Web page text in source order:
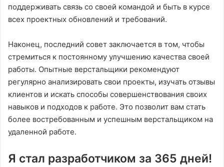
поддерживать связь со своей командой и быть в курсе
всех проектных обновлений и требований.
Наконец, последний совет заключается в том, чтобы
стремиться к постоянному улучшению качества своей
работы. Опытные верстальщики рекомендуют
регулярно анализировать свои проекты, изучать отзывы
клиентов и искать способы совершенствования своих
навыков и подходов к работе. Это позволит вам стать
более востребованным и успешным верстальщиком на
удаленной работе.
Я стал разработчиком за 365 дней!